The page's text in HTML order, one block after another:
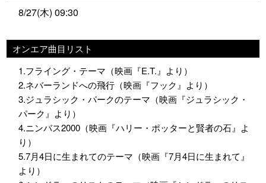
8/27(木) 09:30
オンエア曲目リスト
1.フライング・テーマ（映画『E.T.』より）
2.ネバーランドへの飛行（映画『フック』より）
3.ジュラシック・パークのテーマ（映画『ジュラシック・
パーク』より）
4.ニンバス2000（映画『ハリー・ポッターと賢者の石』よ
り）
5.7月4日に生まれてのテーマ（映画『7月4日に生まれて』
より）